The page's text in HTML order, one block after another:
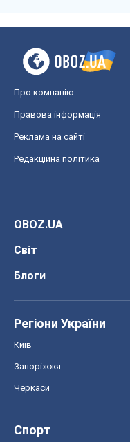
Про компанію
Правова інформація
Реклама на сайті
Редакційна політика
OBOZ.UA
Світ
Блоги
Регіони України
Київ
Запоріжжя
Черкаси
Спорт